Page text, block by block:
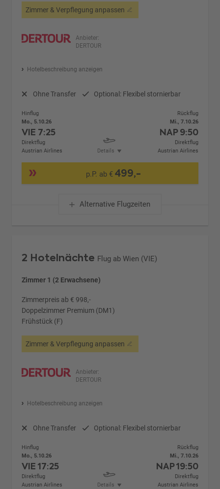
Zimmer & Verpflegung anpassen
Anbieter:
DERTOUR
Hotelbeschreibung anzeigen
Ohne Transfer Optional: Flexibel stornierbar
Hinflug
Mo., 5.10.26
VIE 7:25
Direktflug
Austrian Airlines
Details
Rückflug
Mi., 7.10.26
NAP9:50
Direktflug
Austrian Airlines
p.P. ab €499,-
Alternative Flugzeiten
2 Hotelnächte Flug ab Wien (VIE)
Zimmer 1 (2 Erwachsene)
Zimmerpreis ab € 998,-
Doppelzimmer Premium (DM1)
Frühstück (F)
Zimmer & Verpflegung anpassen
Anbieter:
DERTOUR
Hotelbeschreibung anzeigen
Ohne Transfer Optional: Flexibel stornierbar
Hinflug
Mo., 5.10.26
VIE17:25
Direktflug
Austrian Airlines
Details
Rückflug
Mi., 7.10.26
NAP19:50
Direktflug
Austrian Airlines